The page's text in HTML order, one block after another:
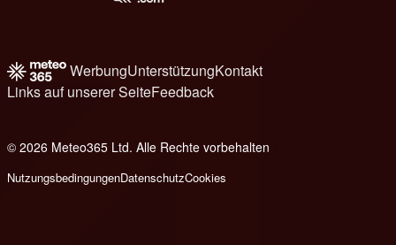
WerbungUnterstützungKontakt
Links auf unserer SeiteFeedback
© 2026 Meteo365 Ltd. Alle Rechte vorbehalten
NutzungsbedingungenDatenschutzCookies